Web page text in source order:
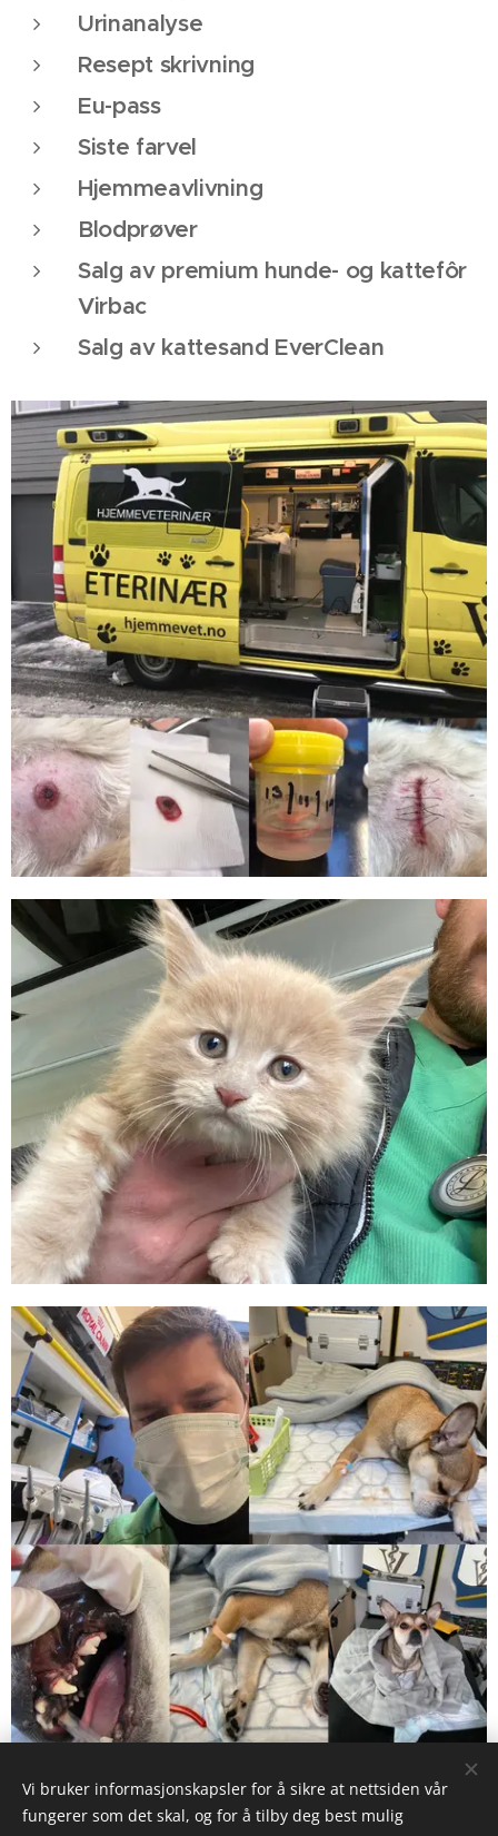
Urinanalyse
Resept skrivning
Eu-pass
Siste farvel
Hjemmeavlivning
Blodprøver
Salg av premium hunde- og kattefôr
Virbac
Salg av kattesand EverClean
Vi bruker informasjonskapsler for å sikre at nettsiden vår
fungerer som det skal, og for å tilby deg best mulig